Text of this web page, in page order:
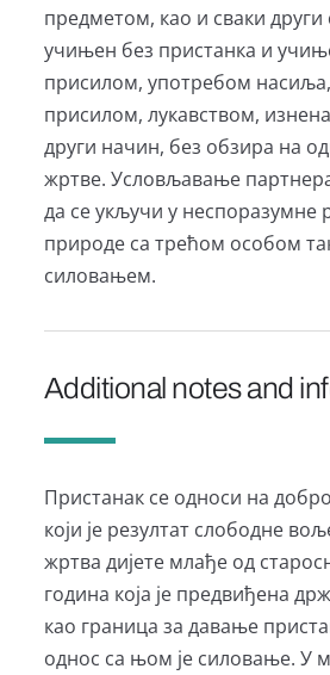
предметом, као и сваки други
учињен без пристанка и
присилом, употребом
присилом, лукавством,
други начин, без обзира на
жртве. Условљавање
да се укључи у неспоразумне
природе са трећом особом
силовањем.
Additional notes and
Пристанак се односи на
који је резултат слободне
жртва дијете млађе од
година која је предвиђена
као граница за давање
однос са њом је силовање. У